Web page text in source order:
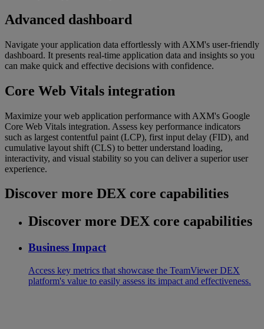
Advanced dashboard
Navigate your application data effortlessly with AXM's user-friendly
dashboard. It presents real-time application data and insights so you
can make quick and effective decisions with confidence.
Core Web Vitals integration
Maximize your web application performance with AXM's Google
Core Web Vitals integration. Assess key performance indicators
such as largest contentful paint (LCP), first input delay (FID), and
cumulative layout shift (CLS) to better understand loading,
interactivity, and visual stability so you can deliver a superior user
experience.
Discover more DEX core capabilities
Discover more DEX core capabilities
Business Impact
Access key metrics that showcase the TeamViewer DEX
platform's value to easily assess its impact and effectiveness.